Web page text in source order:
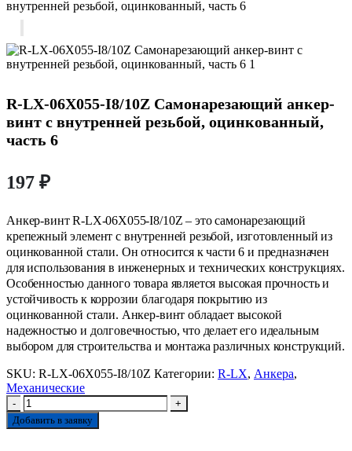
R-LX-06X055-I8/10Z Самонарезающий анкер-
винт с внутренней резьбой, оцинкованный,
часть 6
197 ₽
Анкер-винт R-LX-06X055-I8/10Z – это самонарезающий
крепежный элемент с внутренней резьбой, изготовленный из
оцинкованной стали. Он относится к части 6 и предназначен
для использования в инженерных и технических конструкциях.
Особенностью данного товара является высокая прочность и
устойчивость к коррозии благодаря покрытию из
оцинкованной стали. Анкер-винт обладает высокой
надежностью и долговечностью, что делает его идеальным
выбором для строительства и монтажа различных конструкций.
SKU: R-LX-06X055-I8/10Z Категории: R-LX, Анкера,
Механические
-
+
Добавить в заявку